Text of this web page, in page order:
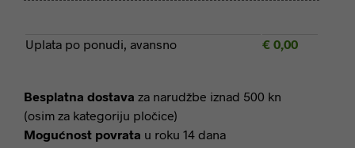
Uplata po ponudi, avansno € 0,00
Besplatna dostava za narudžbe iznad 500 kn
(osim za kategoriju pločice)
Mogućnost povrata u roku 14 dana